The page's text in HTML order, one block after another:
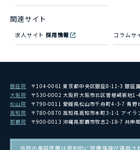
関連サイト
求人サイト採用情報 コラムサ
銀座院
〒104-0061 東京都中央区銀座8-11-3 銀座
大阪院
〒530-0002 大阪府大阪市北区曽根崎新地
松山院
〒790-0011 愛媛県松山市千舟町4-3-7 青野
高知院
〒780-0870 高知県高知市本町3-1-1 アイラ
那覇院
〒900-0013 沖縄県那覇市牧志2-18-7 共伸
当院の美容医療は原則的に医療保険が適用さ